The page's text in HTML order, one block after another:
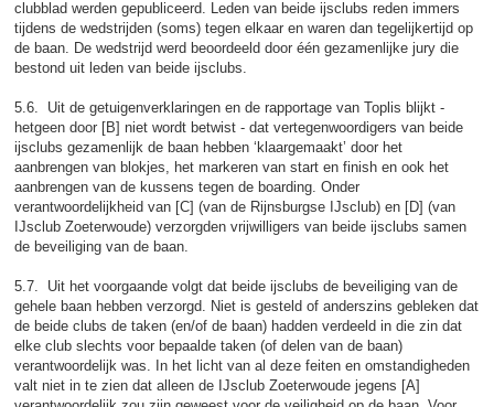
clubblad werden gepubliceerd. Leden van beide ijsclubs reden immers
tijdens de wedstrijden (soms) tegen elkaar en waren dan tegelijkertijd op
de baan. De wedstrijd werd beoordeeld door één gezamenlijke jury die
bestond uit leden van beide ijsclubs.
5.6. Uit de getuigenverklaringen en de rapportage van Toplis blijkt -
hetgeen door [B] niet wordt betwist - dat vertegenwoordigers van beide
ijsclubs gezamenlijk de baan hebben ‘klaargemaakt’ door het
aanbrengen van blokjes, het markeren van start en finish en ook het
aanbrengen van de kussens tegen de boarding. Onder
verantwoordelijkheid van [C] (van de Rijnsburgse IJsclub) en [D] (van
IJsclub Zoeterwoude) verzorgden vrijwilligers van beide ijsclubs samen
de beveiliging van de baan.
5.7. Uit het voorgaande volgt dat beide ijsclubs de beveiliging van de
gehele baan hebben verzorgd. Niet is gesteld of anderszins gebleken dat
de beide clubs de taken (en/of de baan) hadden verdeeld in die zin dat
elke club slechts voor bepaalde taken (of delen van de baan)
verantwoordelijk was. In het licht van al deze feiten en omstandigheden
valt niet in te zien dat alleen de IJsclub Zoeterwoude jegens [A]